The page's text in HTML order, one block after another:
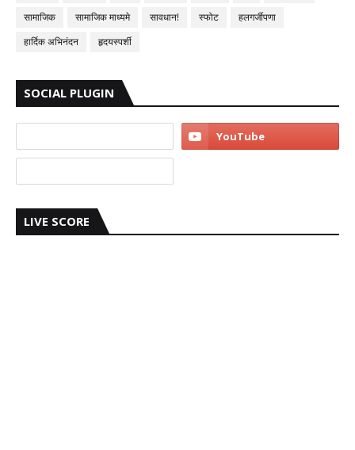
सामाजिक
सामाजिक माध्यमे सावधान! स्फोट
हलगर्जीपणा
हार्दिक अभिनंदन
हृदयस्पर्शी
SOCIAL PLUGIN
LIVE SCORE